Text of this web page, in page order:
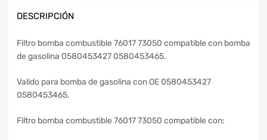
DESCRIPCIÓN
Filtro bomba combustible 76017 73050 compatible con bomba
de gasolina 0580453427 0580453465.
Valido para bomba de gasolina con OE 0580453427
0580453465.
Filtro bomba combustible 76017 73050 compatible con: